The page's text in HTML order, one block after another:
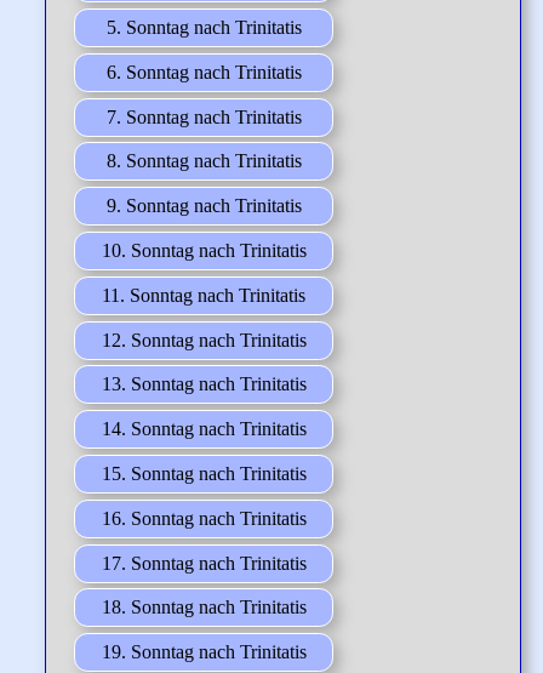
5. Sonntag nach Trinitatis
6. Sonntag nach Trinitatis
7. Sonntag nach Trinitatis
8. Sonntag nach Trinitatis
9. Sonntag nach Trinitatis
10. Sonntag nach Trinitatis
11. Sonntag nach Trinitatis
12. Sonntag nach Trinitatis
13. Sonntag nach Trinitatis
14. Sonntag nach Trinitatis
15. Sonntag nach Trinitatis
16. Sonntag nach Trinitatis
17. Sonntag nach Trinitatis
18. Sonntag nach Trinitatis
19. Sonntag nach Trinitatis